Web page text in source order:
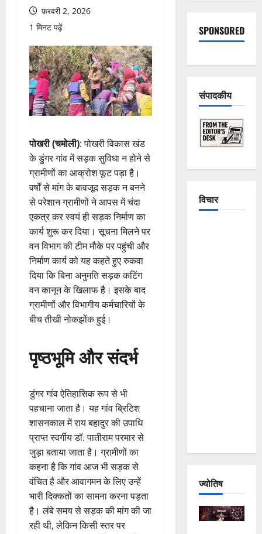
फ़रवरी 2, 2026
1 मिनट पढ़ें
पोखरी (चमोली): पोखरी विकास खंड
के डुंगर गांव में सड़क सुविधा न होने से
ग्रामीणों का आक्रोश फूट पड़ा है।
वर्षों से मांग के बावजूद सड़क न बनने
से परेशान ग्रामीणों ने आपस में चंदा
एकत्र कर स्वयं ही सड़क निर्माण का
कार्य शुरू कर दिया। सूचना मिलने पर
वन विभाग की टीम मौके पर पहुंची और
निर्माण कार्य को यह कहते हुए रुकवा
दिया कि बिना अनुमति सड़क कटिंग
वन कानून के खिलाफ है। इसके बाद
ग्रामीणों और विभागीय कर्मचारियों के
बीच तीखी नोकझोंक हुई।
पृष्ठभूमि और संदर्भ
डुंगर गांव ऐतिहासिक रूप से भी
पहचाना जाता है। यह गांव ब्रिटिश
शासनकाल में राय बहादुर की उपाधि
प्राप्त स्वर्गीय डॉ. पातीराम परमार से
जुड़ा बताया जाता है। ग्रामीणों का
कहना है कि गांव आज भी सड़क से
वंचित है और आवागमन के लिए उन्हें
भारी दिक्कतों का सामना करना पड़ता
है। लंबे समय से सड़क की मांग की जा
रही थी, लेकिन किसी स्तर पर
SPONSORED
संपादकीय
विचार
ज्योतिष